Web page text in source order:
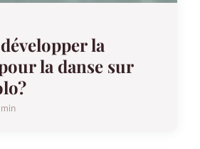
la
la danse sur